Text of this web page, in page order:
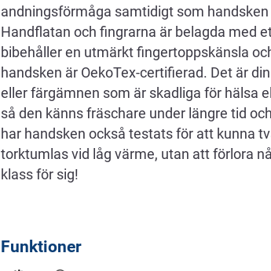
andningsförmåga samtidigt som
Handflatan och fingrarna är belagda med
bibehåller en utmärkt fingertoppskänsla
handsken är OekoTex-certifierad. Det är
eller färgämnen som är skadliga för hälsa
så den känns fräschare under längre tid
har handsken också testats för att kunna
torktumlas vid låg värme, utan att förlora
klass för sig!
Funktioner